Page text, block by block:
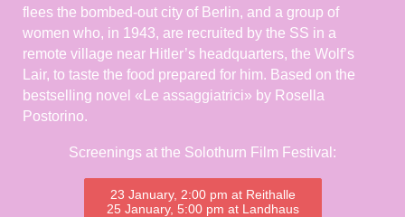
flees the bombed-out city of Berlin, and a group of
women who, in 1943, are recruited by the SS in a
remote village near Hitler’s headquarters, the Wolf’s
Lair, to taste the food prepared for him. Based on the
bestselling novel «Le assaggiatrici» by Rosella
Postorino.
Screenings at the Solothurn Film Festival:
23 January, 2:00 pm at Reithalle
25 January, 5:00 pm at Landhaus